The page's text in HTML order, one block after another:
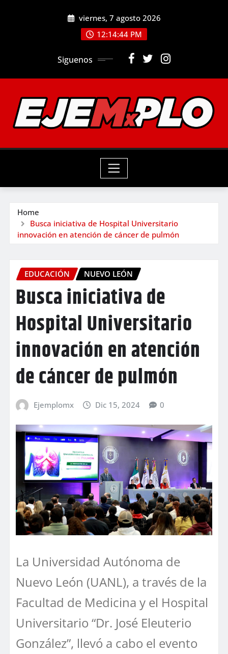
viernes, 7 agosto 2026
12:14:45 PM
Siguenos
Home
Busca iniciativa de Hospital Universitario
innovación en atención de cáncer de pulmón
EDUCACIÓN NUEVO LEÓN
Busca iniciativa de
Hospital Universitario
innovación en atención
de cáncer de pulmón
Ejemplomx Dic 15, 2024 0
La Universidad Autónoma de
Nuevo León (UANL), a través de la
Facultad de Medicina y el Hospital
Universitario “Dr. José Eleuterio
González”, llevó a cabo el evento